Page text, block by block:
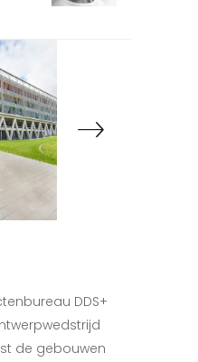
DDS+
de gebouwen